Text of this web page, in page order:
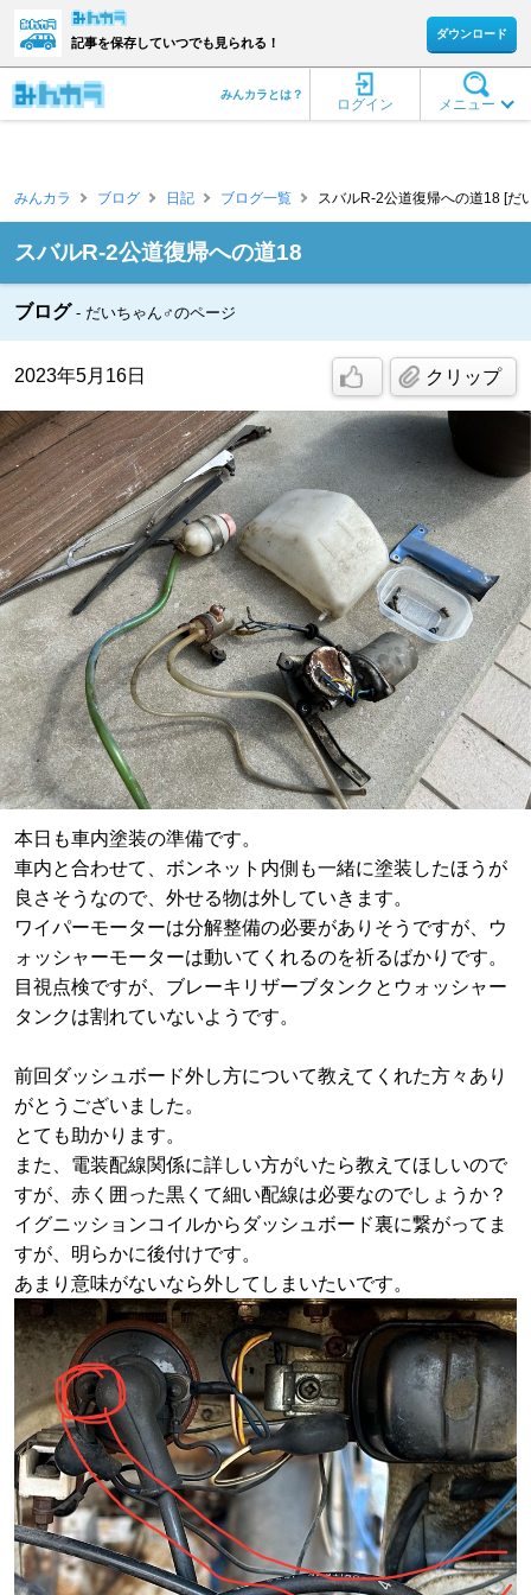
記事を保存していつでも見られる！
ダウンロード
メニュー
ログイン
みんカラとは？
みんカラ ブログ 日記 ブログ一覧 スバルR-2公道復帰への道18 [だ
スバルR-2公道復帰への道18
ブログ だいちゃん♂のページ
2023年5月16日 クリップ
本日も車内塗装の準備です。
車内と合わせて、ボンネット内側も一緒に塗装したほうが
良さそうなので、外せる物は外していきます。
ワイパーモーターは分解整備の必要がありそうですが、ウ
ォッシャーモーターは動いてくれるのを祈るばかりです。
目視点検ですが、ブレーキリザーブタンクとウォッシャー
タンクは割れていないようです。
前回ダッシュボード外し方について教えてくれた方々あり
がとうございました。
とても助かります。
また、電装配線関係に詳しい方がいたら教えてほしいので
すが、赤く囲った黒くて細い配線は必要なのでしょうか？
イグニッションコイルからダッシュボード裏に繋がってま
すが、明らかに後付けです。
あまり意味がないなら外してしまいたいです。